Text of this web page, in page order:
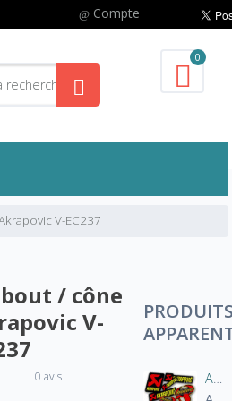
Compte
0
V-EC237
/ cône
V-
0 avis
Autocollant sticker AKRAPOVIC 100% d'origine